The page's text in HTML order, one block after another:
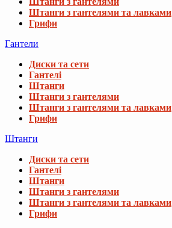
Штанги з гантелями та лавками
Грифи
Гантели
Диски та сети
Гантелі
Штанги
Штанги з гантелями
Штанги з гантелями та лавками
Грифи
Штанги
Диски та сети
Гантелі
Штанги
Штанги з гантелями
Штанги з гантелями та лавками
Грифи